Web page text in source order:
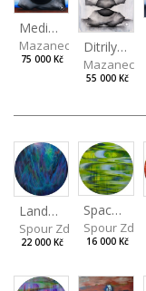
Mediolyth
Mazanec David
75 000 Kč
Ditrilyth
Mazanec
55 000 Kč
Landscape III
Spour Zdeněk
22 000 Kč
Spaces I
Spour
16 000 Kč